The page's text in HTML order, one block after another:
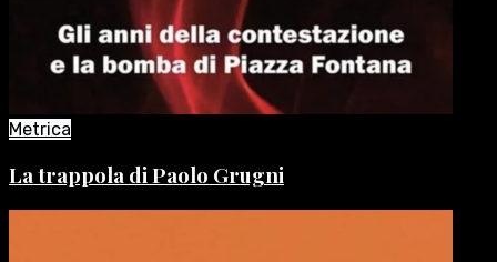
Metrica
La trappola di Paolo Grugni